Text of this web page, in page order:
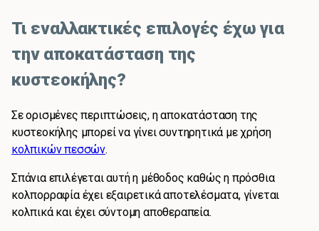
Τι εναλλακτικές επιλογές έχω για
την αποκατάσταση της
κυστεοκήλης?
Σε ορισμένες περιπτώσεις, η αποκατάσταση της
κυστεοκήλης μπορεί να γίνει συντηρητικά με χρήση
κολπικών πεσσών.
Σπάνια επιλέγεται αυτή η μέθοδος καθώς η πρόσθια
κολπορραφία έχει εξαιρετικά αποτελέσματα, γίνεται
κολπικά και έχει σύντομη αποθεραπεία.